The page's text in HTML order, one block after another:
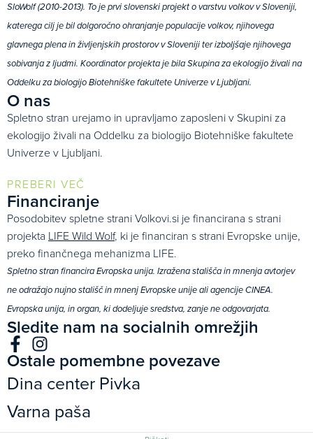
SloWolf (2010-2013). To je prvi slovenski projekt o varstvu volkov v Sloveniji,
katerega cilj je bil dolgoročno ohranjanje populacije volkov, njihovega
glavnega plena in življenjskih prostorov v Sloveniji ter izboljšaje njihovega
sobivanja z ljudmi. Koordinator projekta je bila Skupina za ekologijo živali na
Oddelku za biologijo Biotehniške fakultete Univerze v Ljubljani.
O nas
Spletno stran urejamo in upravljamo zaposleni v Skupini za
ekologijo živali na Oddelku za biologijo Biotehniške fakultete
Univerze v Ljubljani.
PREBERI VEČ
Financiranje
Posodobitev spletne strani Volkovi.si je financirana s strani
projekta LIFE Wild Wolf, ki je financiran s strani Evropske unije,
preko finančnega mehanizma LIFE.
Spletno stran financira Evropska unija. Izražena stališča in mnenja avtorjev
ne odražajo nujno stališč in mnenj Evropske unije ali agencije CINEA.
Evropska unija, in organ, ki dodeljuje sredstva, zanje ne odgovarjata.
Sledite nam na socialnih omrežjih
Ostale pomembne povezave
Dina center Pivka
Varna paša